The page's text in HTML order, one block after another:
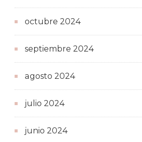
octubre 2024
septiembre 2024
agosto 2024
julio 2024
junio 2024